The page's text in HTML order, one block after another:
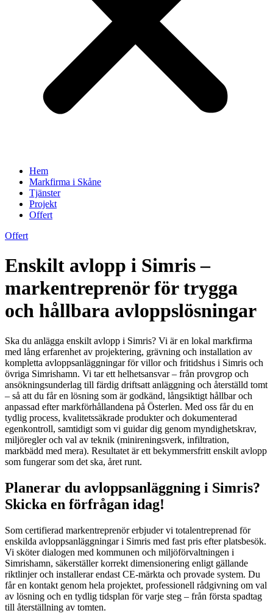
Hem
Markfirma i Skåne
Tjänster
Projekt
Offert
Offert
Enskilt avlopp i Simris –
markentreprenör för trygga
och hållbara avloppslösningar
Ska du anlägga enskilt avlopp i Simris? Vi är en lokal markfirma
med lång erfarenhet av projektering, grävning och installation av
kompletta avloppsanläggningar för villor och fritidshus i Simris och
övriga Simrishamn. Vi tar ett helhetsansvar – från provgrop och
ansökningsunderlag till färdig driftsatt anläggning och återställd tomt
– så att du får en lösning som är godkänd, långsiktigt hållbar och
anpassad efter markförhållandena på Österlen. Med oss får du en
tydlig process, kvalitetssäkrade produkter och dokumenterad
egenkontroll, samtidigt som vi guidar dig genom myndighetskrav,
miljöregler och val av teknik (minireningsverk, infiltration,
markbädd med mera). Resultatet är ett bekymmersfritt enskilt avlopp
som fungerar som det ska, året runt.
Planerar du avloppsanläggning i Simris?
Skicka en förfrågan idag!
Som certifierad markentreprenör erbjuder vi totalentreprenad för
enskilda avloppsanläggningar i Simris med fast pris efter platsbesök.
Vi sköter dialogen med kommunen och miljöförvaltningen i
Simrishamn, säkerställer korrekt dimensionering enligt gällande
riktlinjer och installerar endast CE-märkta och provade system. Du
får en kontakt genom hela projektet, professionell rådgivning om val
av lösning och en tydlig tidsplan för varje steg – från första spadtag
till återställning av tomten.